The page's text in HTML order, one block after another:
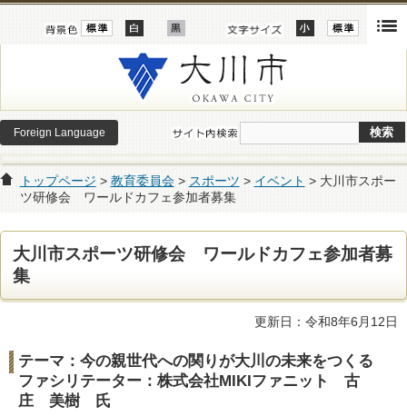
Foreign Language
トップページ > 教育委員会> スポーツ > イベント > 大川市スポー
ツ研修会 ワールドカフェ参加者募集
大川市スポーツ研修会 ワールドカフェ参加者募
集
更新日：令和8年6月12日
テーマ：今の親世代への関りが大川の未来をつくる
ファシリテーター：株式会社MIKIファニット 古
庄 美樹 氏